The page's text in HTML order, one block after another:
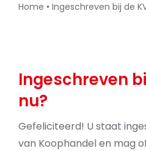
Home • Ingeschreven bij de
Ingeschreven
nu?
Gefeliciteerd! U staat
van Koophandel en mag